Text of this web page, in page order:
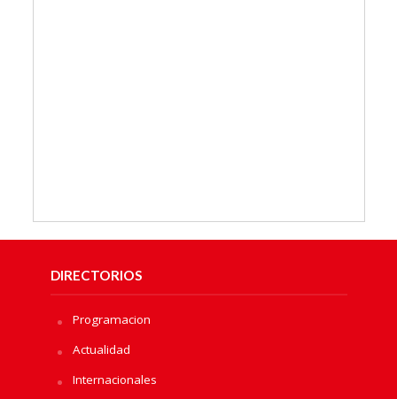
DIRECTORIOS
Programacion
Actualidad
Internacionales